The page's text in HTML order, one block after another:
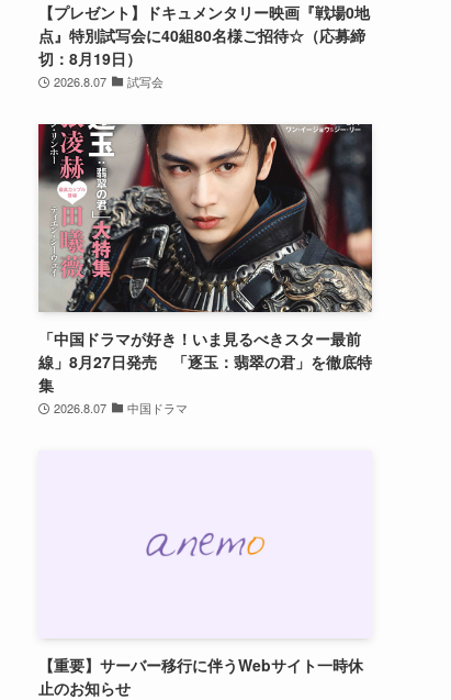
【プレゼント】ドキュメンタリー映画『戦場0地
点』特別試写会に40組80名様ご招待☆（応募締
切：8月19日）
2026.8.07 試写会
「中国ドラマが好き！いま見るべきスター最前
線」8月27日発売 「逐玉：翡翠の君」を徹底特
集
2026.8.07 中国ドラマ
【重要】サーバー移行に伴うWebサイト一時休
止のお知らせ